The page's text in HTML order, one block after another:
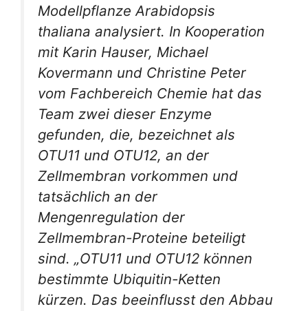
ModellpflanzeArabidopsis
thaliana analysiert. In Kooperation
mit Karin Hauser, Michael
Kovermann und Christine Peter
vom Fachbereich Chemie hat das
Team zwei dieser Enzyme
gefunden, die, bezeichnet als
OTU11 und OTU12, an der
Zellmembran vorkommen und
tatsächlich an der
Mengenregulation der
Zellmembran-Proteine beteiligt
sind. „OTU11 und OTU12 können
bestimmte Ubiquitin-Ketten
kürzen. Das beeinflusst den Abbau